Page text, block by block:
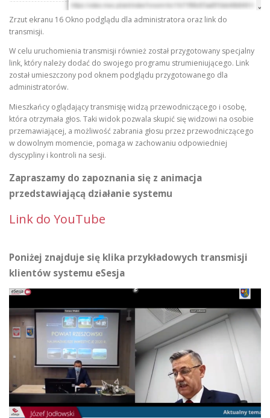
Zrzut ekranu 16 Okno podglądu dla administratora oraz link do
transmisji.
W celu uruchomienia transmisji również został przygotowany specjalny
link, który należy dodać do swojego programu strumieniującego. Link
został umieszczony pod oknem podglądu przygotowanego dla
administratorów.
Mieszkańcy oglądający transmisję widzą przewodniczącego i osobę,
która otrzymała głos. Taki widok pozwala skupić się widzowi na osobie
przemawiającej, a możliwość zabrania głosu przez przewodniczącego
w dowolnym momencie, pomaga w zachowaniu odpowiedniej
dyscypliny i kontroli na sesji.
Zapraszamy do zapoznania się z animacja
przedstawiającą działanie systemu
Link do YouTube
Poniżej znajduje się klika przykładowych transmisji
klientów systemu eSesja